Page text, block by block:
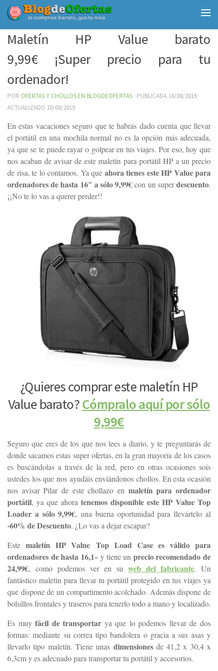
Debajo del contenido
Maletín HP Value barato
9,99€ ¡Super precio para tu
ordenador!
POR OFERTAS Y CHOLLOS EN BLOGDEOFERTAS · PUBLICADA 10/08/2019 ·
ACTUALIZADO 10/08/2019
En estas vacaciones seguro que te habrás dado cuenta que llevar
el portátil en una mochila normal no es la opción más adecuada,
ya que se te puede rayar o golpear en tus viajes. Por eso, hoy que
nos acaban de avisar de este maletín para portátil HP a un precio
de risa, te lo contamos. Ya que ahora tienes este HP Value para
ordenadores de hasta 16″ a sólo 9,99€con un superdescuento.
¡¡No te lo vas a querer perder!!
¿Quieres comprar este maletín HP
Value barato? Cómpralo aquí por sólo
9,99€
Seguro que eres de los que nos lees a diario, y te preguntarás de
donde sacamos estas super ofertas, en la gran mayoría de los casos
es buscándolas a través de la red, pero en otras ocasiones sois
ustedes los que nos ayudáis enviándonos chollos. En esta ocasión
nos avisar Pilar de este chollazo en maletín para ordenador
portátil, ya que ahora tenemos disponible este HP Value Top
Loader a sólo 9,99€, una buena oportunidad para llevártelo al
-60% de Descuento. ¿Lo vas a dejar escapar?
Este maletín HP Value Top Load Case es válido para
ordenadores de hasta 16,1» y tiene un precio recomendado de
24,99€, como podemos ver en su web del fabricante. Un
fantástico maletín para llevar tu portátil protegido en tus viajes ya
que dispone de un compartimento acolchado. Además dispone de
bolsillos frontales y traseros para tenerlo todo a mano y localizado.
Es muyfácil de transportar ya que lo podemos llevar de dos
formas: mediante su correa tipo bandolera o gracia a sus asas y
llevarlo tipo maletín. Tiene unas dimensionesde 41,2 x 30,4 x
6,3cm y es adecuado para transportar tu portátil y accesorios.